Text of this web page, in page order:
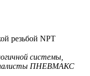
резьбой NPT
системы,
ПНЕВМАКС